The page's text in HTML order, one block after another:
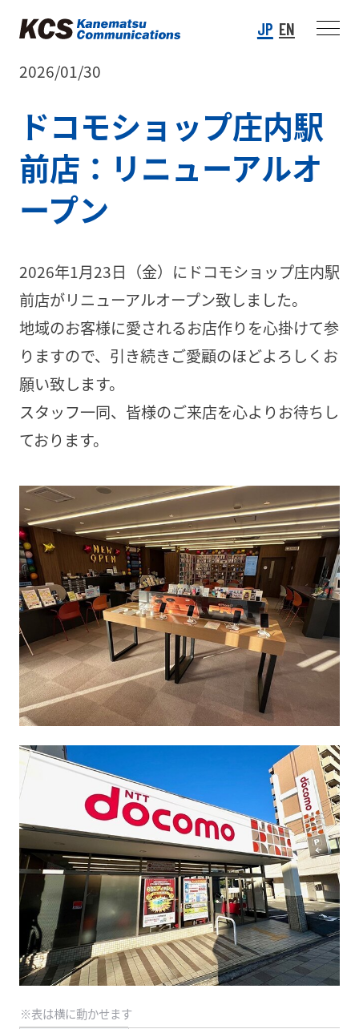
JP EN
2026/01/30
ドコモショップ庄内駅
前店：リニューアルオ
ープン
2026年1月23日（金）にドコモショップ庄内駅
前店がリニューアルオープン致しました。
地域のお客様に愛されるお店作りを心掛けて参
りますので、引き続きご愛顧のほどよろしくお
願い致します。
スタッフ一同、皆様のご来店を心よりお待ちし
ております。